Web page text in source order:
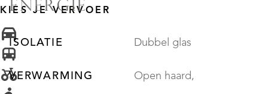
ENERGIE
ISOLATIE Dubbel glas
VERWARMING Open haard,
KIES JE VERVOER